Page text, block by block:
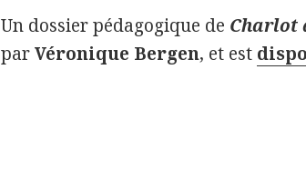
Un dossier pédagogique de Charlot
parVéronique Bergen, et est